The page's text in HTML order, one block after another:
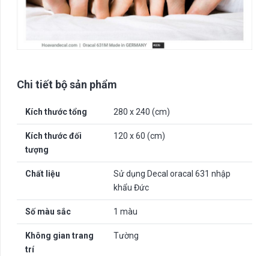
Chi tiết bộ sản phẩm
Kích thước tổng 280 x 240 (cm)
Kích thước đối
tượng
120 x 60 (cm)
Chất liệu
Sử dụng Decal oracal 631 nhập
khẩu Đức
Số màu sắc 1 màu
Không gian trang
trí
Tường